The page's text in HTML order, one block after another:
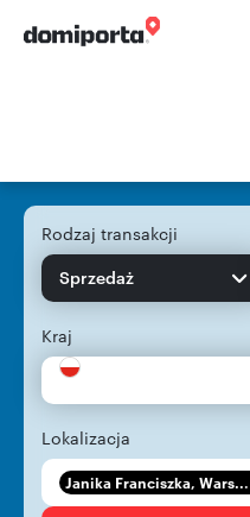
Rodzaj transakcji
Sprzedaż
Kraj
Lokalizacja
Janika Franciszka, Wars...